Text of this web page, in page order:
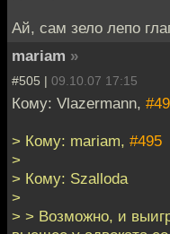
Ай, сам зело лепо
mariam »
#505 | 09.10.07 17:15
Кому: Vlazermann,
> Кому: mariam, #495
>
> Кому: Szalloda
>
> > Возможно, и